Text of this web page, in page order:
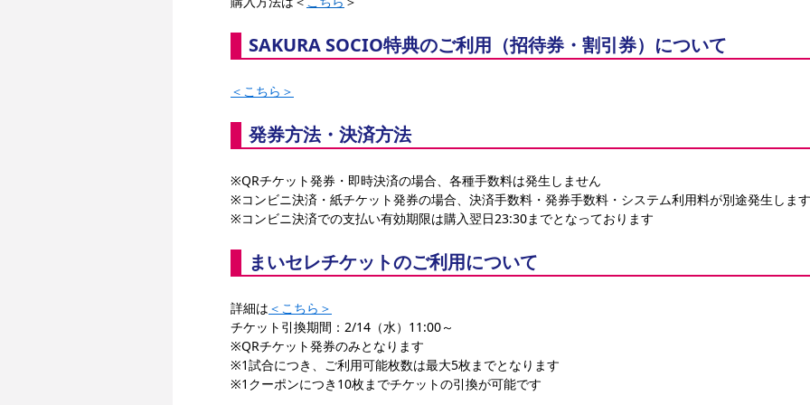
SAKURA SOCIO特典のご利用（招待券・割引券）について
＜こちら＞
発券方法・決済方法
※QRチケット発券・即時決済の場合、各種手数料は発生しません
※コンビニ決済・紙チケット発券の場合、決済手数料・発券手数料・システム利用料が別途発生します
※コンビニ決済での支払い有効期限は購入翌日23:30までとなっております
まいセレチケットのご利用について
詳細は ＜こちら＞
チケット引換期間：2/14（水）11:00～
※QRチケット発券のみとなります
※1試合につき、ご利用可能枚数は最大5枚までとなります
※1クーポンにつき10枚までチケットの引換が可能です